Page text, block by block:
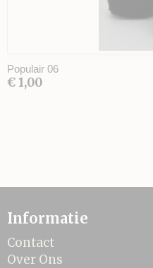
Populair 06
€ 1,00
Informatie
Contact
Over Ons